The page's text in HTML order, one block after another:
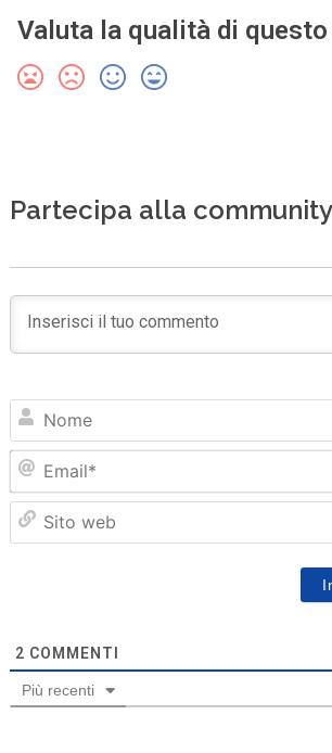
Valuta la qualità di
Partecipa alla community
2 COMMENTI
Più recenti